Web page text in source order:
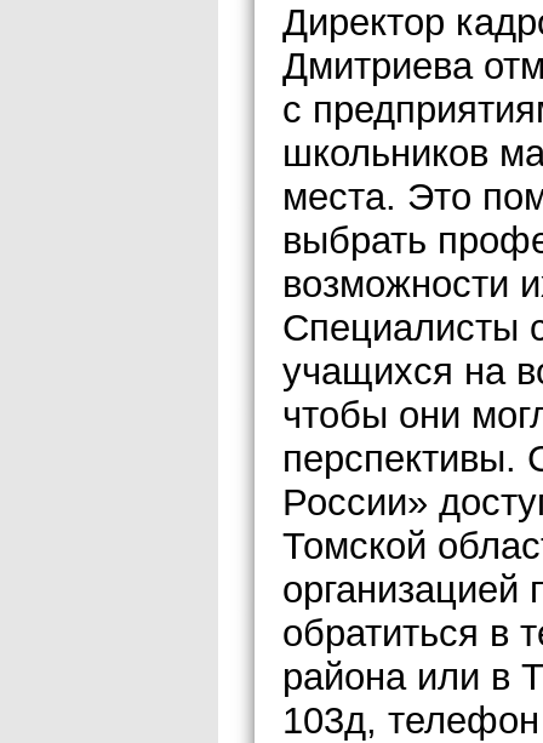
Директор
Дмитриева
с
школьников
места. Это
выбрать
возможности
Специалисты
учащихся на
чтобы они
перспективы.
России»
Томской
организацией
обратиться в
района или в
103д,